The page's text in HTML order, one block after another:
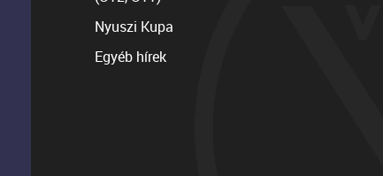
Nyuszi Kupa
Egyéb hírek